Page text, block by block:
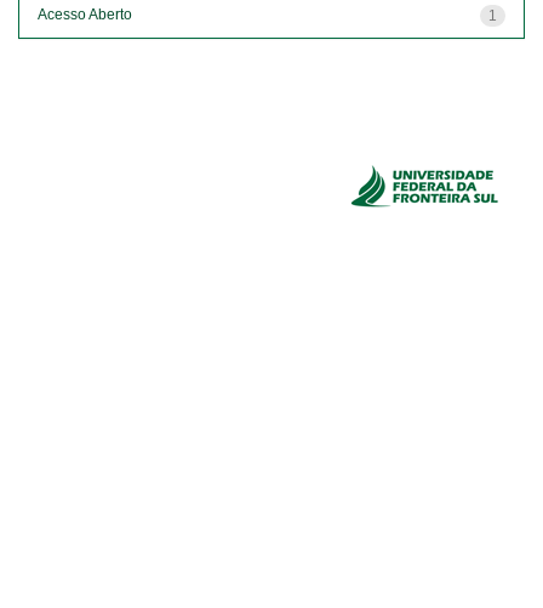
1
Acesso Aberto